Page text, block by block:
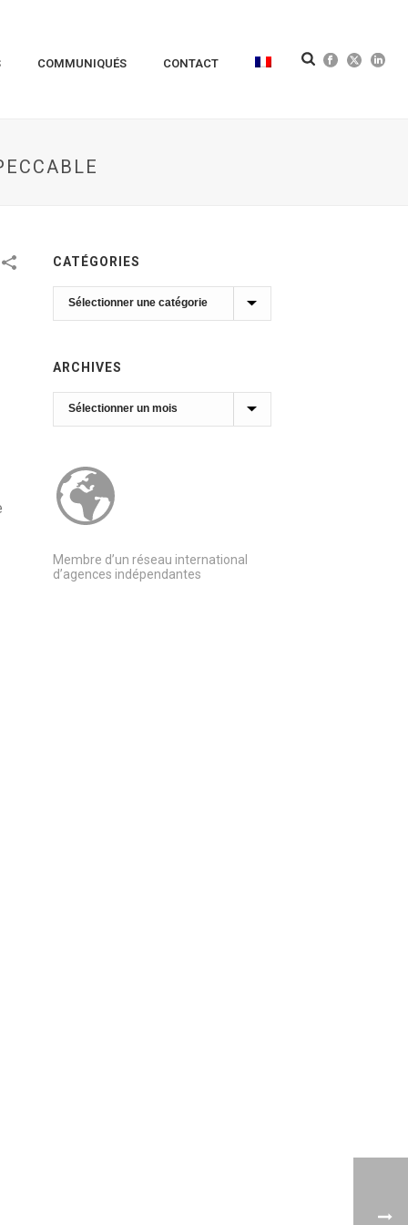
COMMUNIQUÉS CONTACT
CATÉGORIES
Catégories
ARCHIVES
Archives
Membre d’un réseau international
d’agences indépendantes